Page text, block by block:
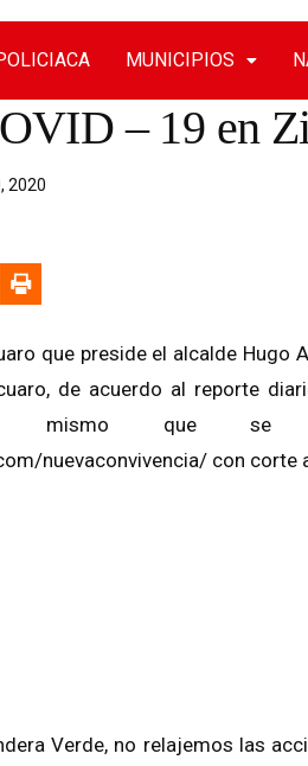
MUNICIPIOS
– 19 en
2020
que preside el alcalde Hugo
de acuerdo al reporte
mismo que se
nuevaconvivencia/ con corte
Verde, no relajemos las